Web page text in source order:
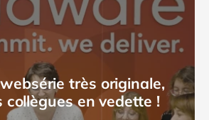
ou un projet qui t’a
progresser ?
sur lequel je suis actuellement,
C’est un projet très riche, sur
très originale,
collègues en vedette !